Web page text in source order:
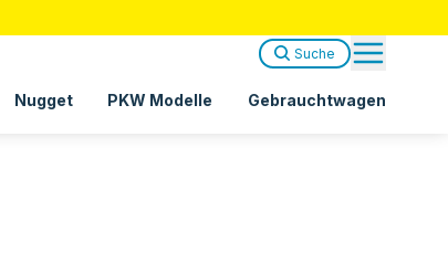
Nugget PKW Modelle Gebrauchtwagen
Suche